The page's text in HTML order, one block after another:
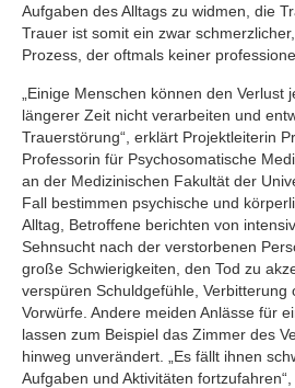
Aufgaben des Alltags zu widmen, die
Trauer ist somit ein zwar
Prozess, der oftmals keiner
„Einige Menschen können den Verlust
längerer Zeit nicht verarbeiten und
Trauerstörung“, erklärt Projektleiterin
Professorin für Psychosomatische
an der Medizinischen Fakultät der
Fall bestimmen psychische und
Alltag, Betroffene berichten von
Sehnsucht nach der verstorbenen
große Schwierigkeiten, den Tod zu
verspüren Schuldgefühle, Verbitterung
Vorwürfe. Andere meiden Anlässe für
lassen zum Beispiel das Zimmer des
hinweg unverändert. „Es fällt ihnen
Aufgaben und Aktivitäten fortzufahren“,